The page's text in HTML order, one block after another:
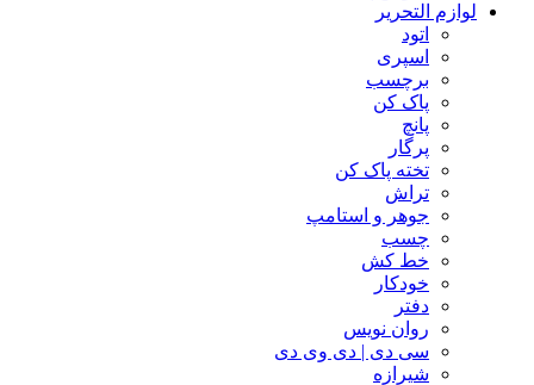
لوازم التحریر
اتود
اسپری
برچسب
پاک کن
پانچ
پرگار
تخته پاک کن
تراش
جوهر و استامپ
چسب
خط کش
خودکار
دفتر
روان نویس
سی دی | دی وی دی
شیرازه